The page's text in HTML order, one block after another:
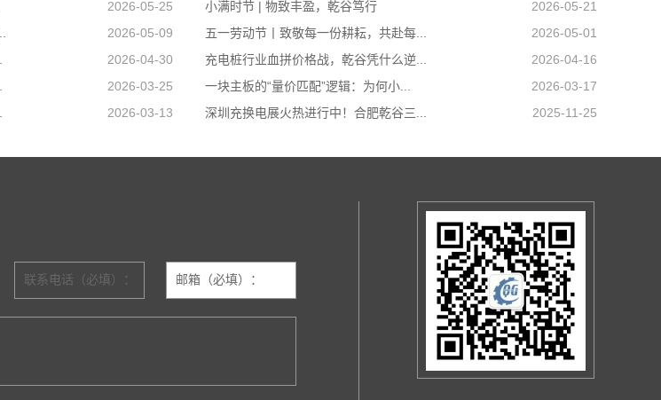
2026-05-25 小满时节 | 物致丰盈，乾谷笃行
2026-05-21
2026-05-09 五一劳动节丨致敬每一份耕耘，共赴每...
2026-05-01
2026-04-30 充电桩行业血拼价格战，乾谷凭什么逆...
2026-04-16
2026-03-25 一块主板的“量价匹配”逻辑：为何小...
2026-03-17
2026-03-13 深圳充换电展火热进行中！合肥乾谷三... 2025-11-25
联系电话（必填）： 邮箱（必填）：